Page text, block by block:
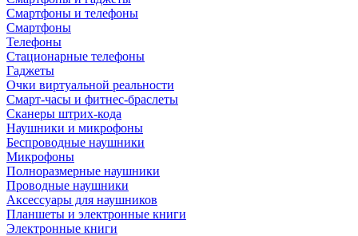
Смартфоны и телефоны
Смартфоны
Телефоны
Стационарные телефоны
Гаджеты
Очки виртуальной реальности
Смарт-часы и фитнес-браслеты
Сканеры штрих-кода
Наушники и микрофоны
Беспроводные наушники
Микрофоны
Полноразмерные наушники
Проводные наушники
Аксессуары для наушников
Планшеты и электронные книги
Электронные книги